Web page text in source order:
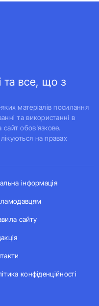
та все, що з
матеріалів посилання
та використанні в
сайт обов'язкове.
на правах
інформація
сайту
конфіденційності